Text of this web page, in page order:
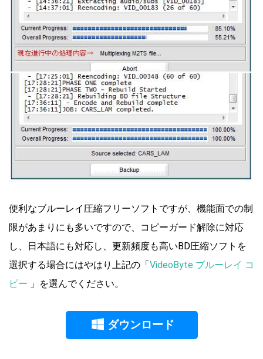
便利なブルーレイ圧縮フリーソフトですが、機能面での制
限があまりにも多いですので、コピーガード解除に対応
し、日本語にも対応し、更新頻度も高いBD圧縮ソフトを
選択する場合にはやはり上記の「VideoByte ブルーレイ コ
ピー 」を選んでください。
ダウンロード